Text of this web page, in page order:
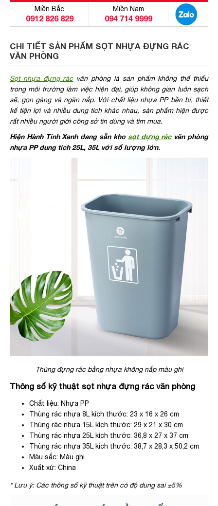
Miền Bắc
0912 826 829
Miền Nam
094 714 9999
CHI TIẾT SẢN PHẨM SỌT NHỰA ĐỰNG RÁC
VĂN PHÒNG
Sọt nhựa đựng rácvăn phòng là sản phẩm không thể thiếu
trong môi trường làm việc hiện đại, giúp không gian luôn sạch
sẽ, gọn gàng và ngăn nắp. Với chất liệu nhựa PP bền bỉ, thiết
kế tiện lợi và nhiều dung tích khác nhau, sản phẩm hiện được
rất nhiều người giới công sở tin dùng và tìm mua.
Hiện Hành Tinh Xanh đang sẵn kho sọt đựng rácvăn phòng
nhựa PP dung tích 25L, 35L với số lượng lớn.
Thùng đựng rác bằng nhựa không nắp màu ghi
Thông số kỹ thuật sọt nhựa đựng rác văn phòng
Chất liệu: Nhựa PP
Thùng rác nhựa 8L kích thước: 23 x 16 x 26 cm
Thùng rác nhựa 15L kích thước: 29 x 21 x 30 cm
Thùng rác nhựa 25L kích thước: 36,8 x 27 x 37 cm
Thùng rác nhựa 35L kích thước: 38,7 x 28,3 x 50,2 cm
Màu sắc: Màu ghi
Xuất xứ: China
* Lưu ý: Các thông số kỹ thuật trên có độ dung sai ±5%